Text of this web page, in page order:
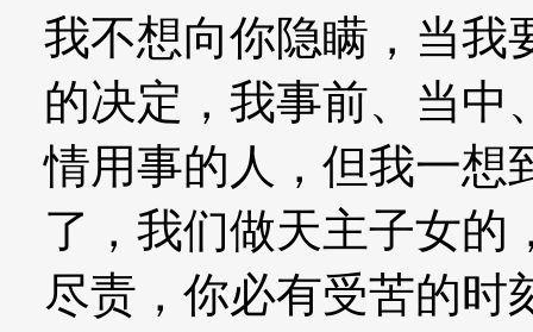
我不想向你隐瞒，当我
的决定，我事前、当中
情用事的人，但我一想
了，我们做天主子女的
尽责，你必有受苦的时